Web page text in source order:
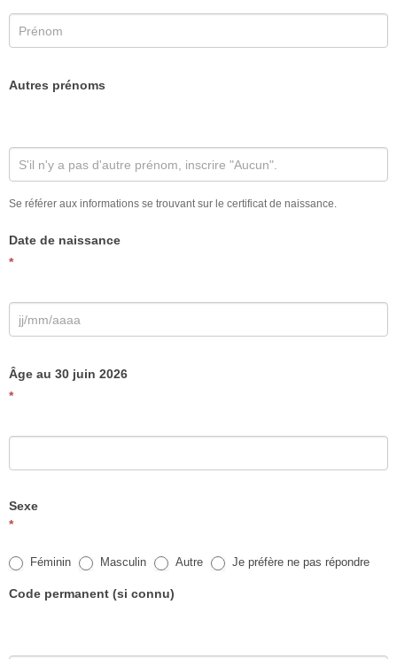
Autres prénoms
Se référer aux informations se trouvant sur le certificat de naissance.
Date de naissance
*
Âge au 30 juin 2026
*
Sexe
*
Féminin Masculin Autre Je préfère ne pas répondre
Code permanent (si connu)